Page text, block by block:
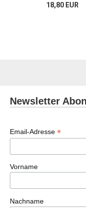
18,80 EUR
Newsletter
Email-Adresse *
Vorname
Nachname